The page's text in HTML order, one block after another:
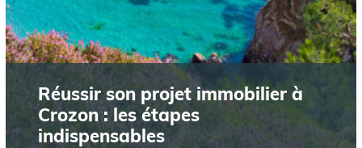
Réussir son projet immobilier à
Crozon : les étapes
indispensables